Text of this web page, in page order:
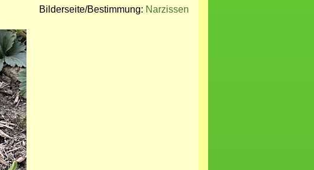
Bilderseite/Bestimmung: Narzissen